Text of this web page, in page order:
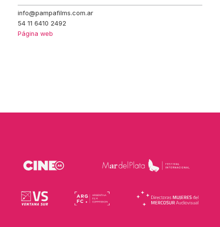
info@pampafilms.com.ar
54 11 6410 2492
Página web